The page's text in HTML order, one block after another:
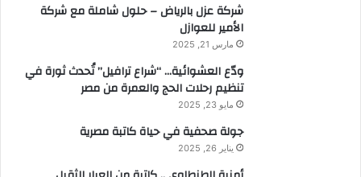
شركة عزل بالرياض – حلول شاملة مع شركة
الأمير للعوازل
مارس 21, 2025
ودّع العشوائية… “شراع ترافيل” تُحدث ثورة في
تنظيم رحلات الحج والعمرة من مصر
مايو 23, 2025
جولة صحفية في حياة كاتبة مصرية
يناير 26, 2025